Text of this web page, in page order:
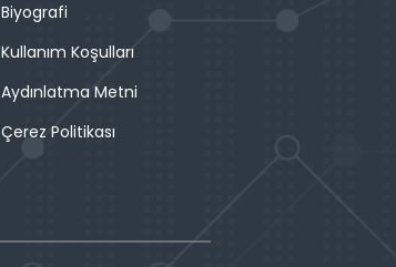
Biyografi
Kullanım Koşulları
Aydınlatma Metni
Çerez Politikası